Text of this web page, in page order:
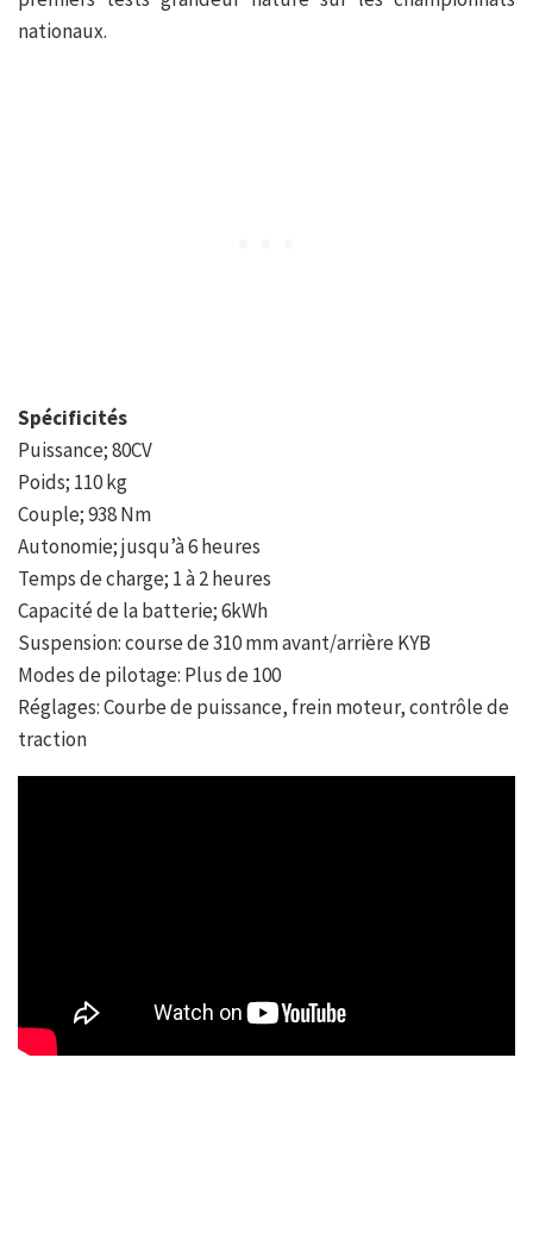
nationaux.
Spécificités
Puissance; 80CV
Poids; 110 kg
Couple; 938 Nm
Autonomie; jusqu’à 6 heures
Temps de charge; 1 à 2 heures
Capacité de la batterie; 6kWh
Suspension: course de 310 mm avant/arrière KYB
Modes de pilotage: Plus de 100
Réglages: Courbe de puissance, frein moteur, contrôle de
traction